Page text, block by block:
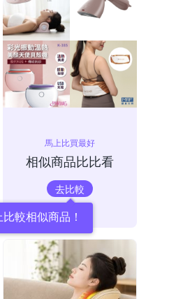
馬上比買最好
相似商品比比看
去比較
較相似商品！